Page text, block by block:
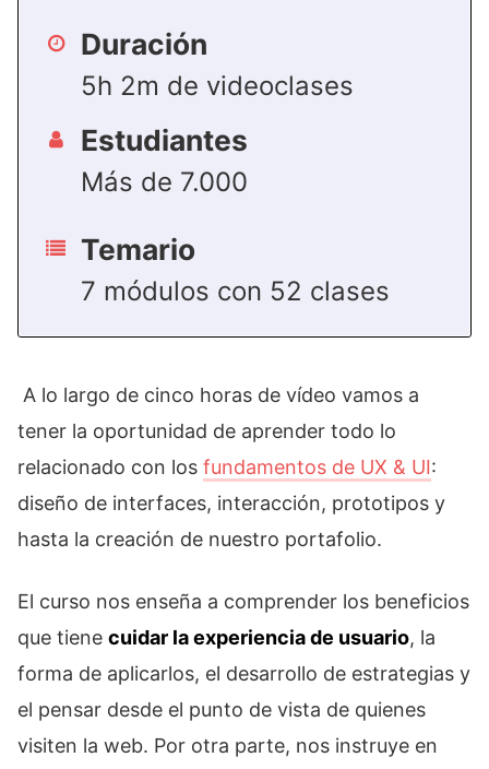
Duración
5h 2m de videoclases
Estudiantes
Más de 7.000
Temario
7 módulos con 52 clases
A lo largo de cinco horas de vídeo vamos a
tener la oportunidad de aprender todo lo
relacionado con los fundamentos de UX & UI:
diseño de interfaces, interacción, prototipos y
hasta la creación de nuestro portafolio.
El curso nos enseña a comprender los beneficios
que tiene cuidar la experiencia de usuario, la
forma de aplicarlos, el desarrollo de estrategias y
el pensar desde el punto de vista de quienes
visiten la web. Por otra parte, nos instruye en